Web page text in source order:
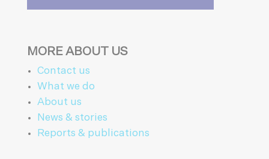
MORE ABOUT US
Contact us
What we do
About us
News & stories
Reports & publications